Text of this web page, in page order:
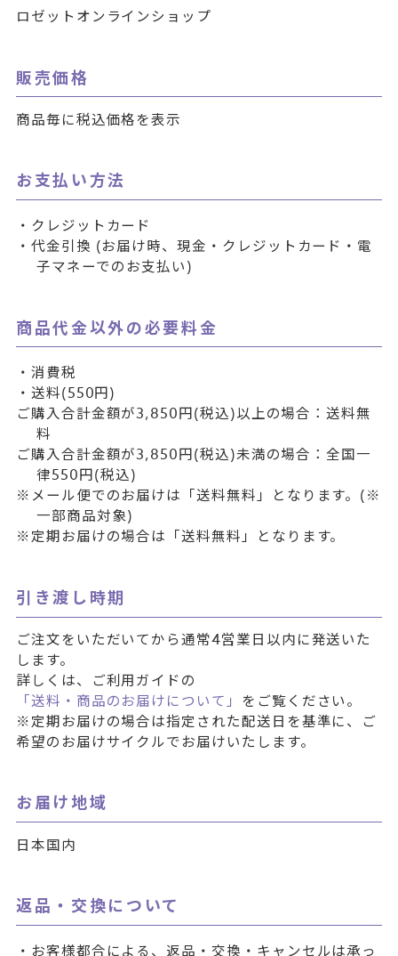
ロゼットオンラインショップ
販売価格
商品毎に税込価格を表示
お支払い方法
・クレジットカード
・代金引換 (お届け時、現金・クレジットカード・電
子マネーでのお支払い)
商品代金以外の必要料金
・消費税
・送料(550円)
ご購入合計金額が3,850円(税込)以上の場合：送料無
料
ご購入合計金額が3,850円(税込)未満の場合：全国一
律550円(税込)
※メール便でのお届けは「送料無料」となります。(※
一部商品対象)
※定期お届けの場合は「送料無料」となります。
引き渡し時期
ご注文をいただいてから通常4営業日以内に発送いた
します。
詳しくは、ご利用ガイドの
「送料・商品のお届けについて」 をご覧ください。
※定期お届けの場合は指定された配送日を基準に、ご
希望のお届けサイクルでお届けいたします。
お届け地域
日本国内
返品・交換について
・お客様都合による、返品・交換・キャンセルは承っ